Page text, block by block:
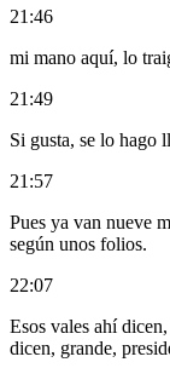
21:46
mi mano aquí, lo
21:49
Si gusta, se lo hago
21:57
Pues ya van nueve
según unos folios.
22:07
Esos vales ahí
dicen, grande,